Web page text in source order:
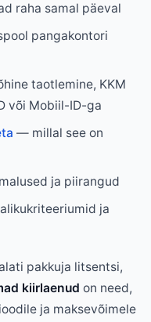
raha samal päeval
pangakontori
taotlemine, KKM
või Mobiil-ID-ga
— millal see on
ja piirangud
ja
pakkuja litsentsi,
kiirlaenud on need,
ja maksevõimele